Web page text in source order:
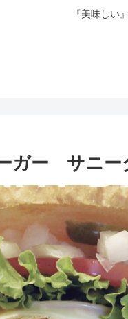
『美味しい
ー サニー